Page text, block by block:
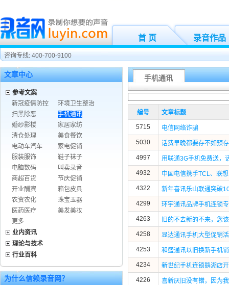
首 页 录音作品
咨询专线: 400-700-9100
文章中心
参考文案
新冠疫情防控
环境卫生整治
扫黑除恶
手机通讯
婚纱影楼
家居家纺
清仓处理
美食餐饮
电动车汽车
家电促销
服装服饰
鞋子袜子
电脑数码
叫卖录音
商超百货
节庆促销
开业酬宾
箱包皮具
农资农化
珠宝玉器
医药医疗
美发美妆
更多
业内资讯
理论与技术
行业百科
为什么信赖录音网？
手机通讯
编号
文章标题
5715
电信网络诈骗
5030
话费早晚都要存不如预
4997
用联通3G手机免费送，
4932
中国电信携手TCL、联
4322
新年喜讯乐山联通突破
4299
环宇通讯品牌手机连锁
4263
旧的不去新的不来，您
4258
显达通讯手机大型促销
4253
和盛通讯以旧换新手机
4234
新世纪手机连锁鹅湖店
4226
喜新厌旧没有错，因为